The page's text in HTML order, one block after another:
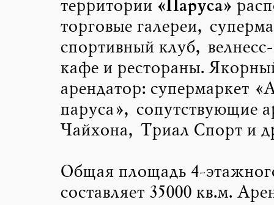
территории «Паруса»
торговые галереи,
спортивный клуб,
кафе и рестораны.
арендатор: супермаркет
паруса», сопутствующие
Чайхона, Триал Спорт и
Общая площадь 4-
составляет 35000 кв.м.